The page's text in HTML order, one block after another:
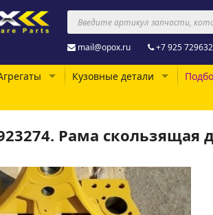
mail@opox.ru +7 925
Кузовные детали
Рама скользящая